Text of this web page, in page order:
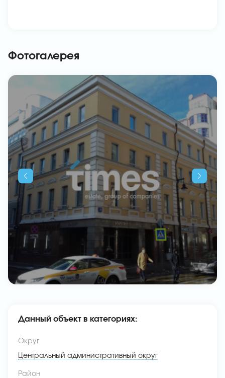
Фотогалерея
Данный объект в категориях:
Округ
Центральный административный округ
Район